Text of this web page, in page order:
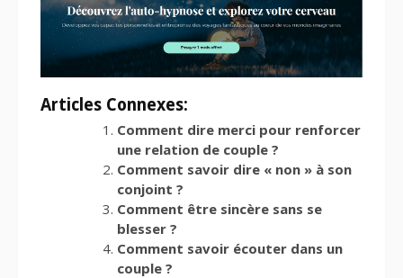
Articles Connexes:
Comment dire merci pour renforcer
une relation de couple ?
Comment savoir dire « non » à son
conjoint ?
Comment être sincère sans se
blesser ?
Comment savoir écouter dans un
couple ?